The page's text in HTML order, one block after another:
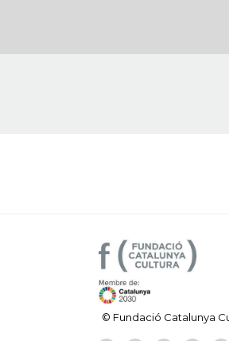
© Fundació Catalunya